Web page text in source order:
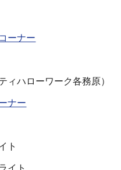
ーナー
ティハローワーク各務原）
ナー
ト
イト